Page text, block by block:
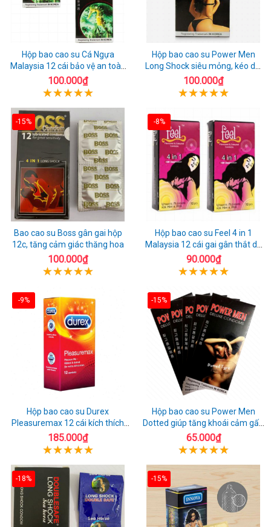
Hộp bao cao su Cá Ngựa
Malaysia 12 cái bảo vệ an toàn
tuyệt đối
100.000₫
Hộp bao cao su Power Men
Long Shock siêu mỏng, kéo dài
quan hệ thoải mái
100.000₫
-15%
Bao cao su Boss gân gai hộp
12c, tăng cảm giác thăng hoa
100.000₫
-8%
Hộp bao cao su Feel 4 in 1
Malaysia 12 cái gai gân thắt dễ
sử dụng
90.000₫
-9%
Hộp bao cao su Durex
Pleasuremax 12 cái kích thích
tăng khoái cảm
185.000₫
-15%
Hộp bao cao su Power Men
Dotted giúp tăng khoái cảm gấp
đôi
65.000₫
-18% -15%